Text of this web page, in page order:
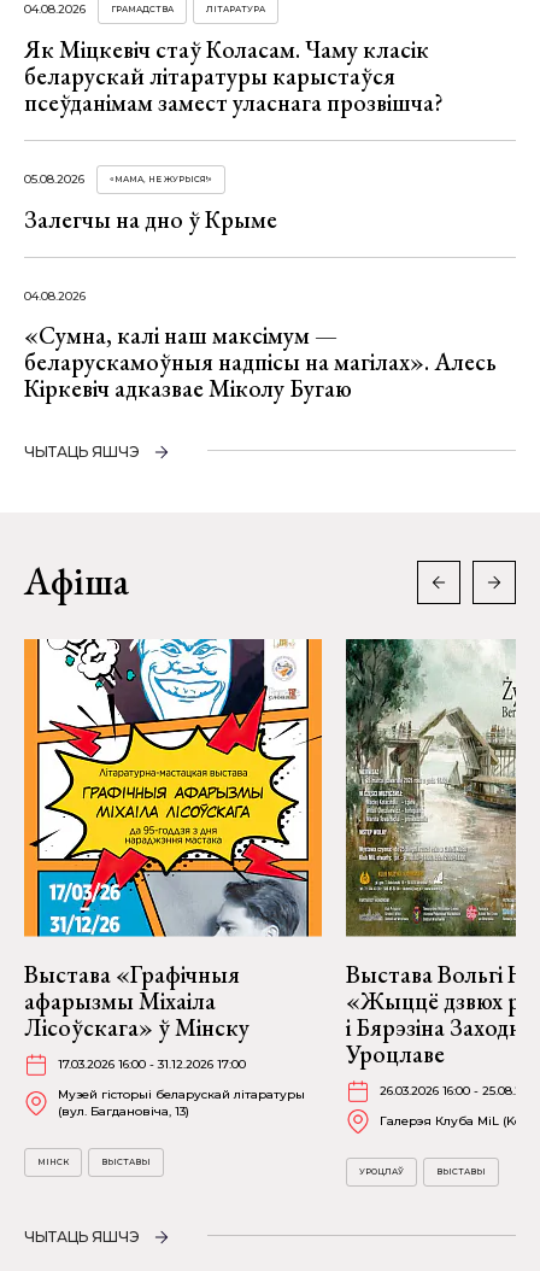
04.08.2026 ГРАМАДСТВА ЛІТАРАТУРА
Як Міцкевіч стаў Коласам. Чаму класік
беларускай літаратуры карыстаўся
псеўданімам замест уласнага прозвішча?
05.08.2026 «МАМА, НЕ ЖУРЫСЯ!»
Залегчы на дно ў Крыме
04.08.2026
«Сумна, калі наш максімум —
беларускамоўныя надпісы на магілах». Алесь
Кіркевіч адказвае Міколу Бугаю
ЧЫТАЦЬ ЯШЧЭ
Афіша
Выстава «Графічныя
афарызмы Міхаіла
Лісоўскага» ў Мінску
17.03.2026 16:00 - 31.12.2026 17:00
Музей гісторыі беларускай літаратуры
(вул. Багдановіча, 13)
МІНСК ВЫСТАВЫ
Выстава Вольгі
«Жыццё дзвюх
і Бярэзіна
Уроцлаве
26.03.2026 16:00 -
Галерэя Клуба MiL
УРОЦЛАЎ ВЫСТАВЫ
ЧЫТАЦЬ ЯШЧЭ